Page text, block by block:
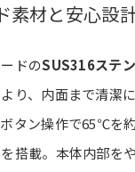
素材と安心設
ドのSUS316ステ
り、内面まで清潔
タン操作で65℃を
を搭載。本体内部を